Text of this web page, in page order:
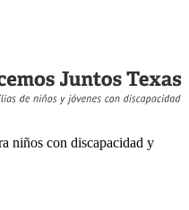
niños con discapacidad y